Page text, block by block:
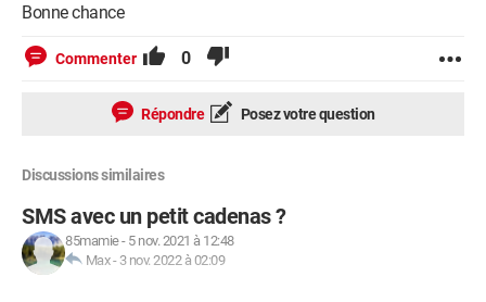
Bonne chance
Commenter 0
Répondre Posez votre question
Discussions similaires
SMS avec un petit cadenas ?
85mamie- 5 nov. 2021 à 12:48
Max- 3 nov. 2022 à 02:09